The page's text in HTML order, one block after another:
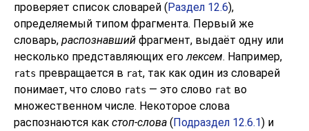
проверяет список словарей (Раздел 12.6),
определяемый типом фрагмента. Первый же
словарь, распознавший фрагмент, выдаёт одну или
несколько представляющих еголексем. Например,
rats превращается в rat, так как один из словарей
понимает, что слово rats — это слово rat во
множественном числе. Некоторое слова
распознаются как стоп-слова (Подраздел 12.6.1) и